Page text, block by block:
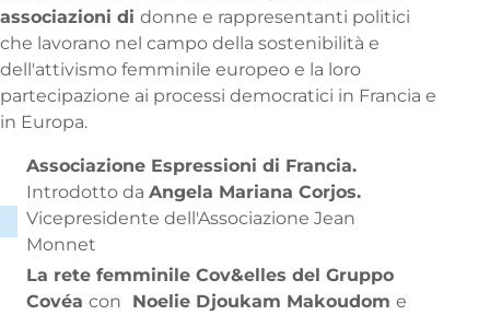
associazioni di donne e rappresentanti politici
che lavorano nel campo della sostenibilità e
dell'attivismo femminile europeo e la loro
partecipazione ai processi democratici in Francia e
in Europa.
Associazione Espressioni di Francia.
Introdotto da Angela Mariana Corjos.
Vicepresidente dell'Associazione Jean
Monnet
La rete femminile Cov&elles del Gruppo
Covéa con Noelie Djoukam Makoudom e